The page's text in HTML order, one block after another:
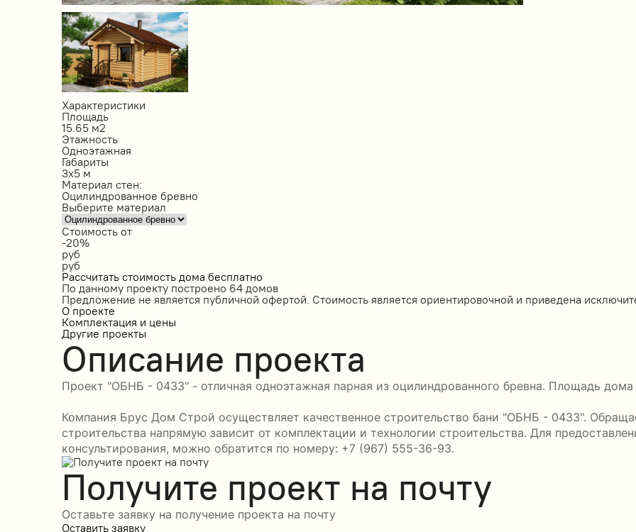
Характеристики
Площадь
15.65 м2
Этажность
Одноэтажная
Габариты
3х5 м
Материал стен:
Оцилиндрованное бревно
Выберите материал
Стоимость от
-20%
руб
руб
Рассчитать стоимость дома бесплатно
По данному проекту построено 64 домов
Предложение не является публичной офертой. Стоимость является ориентировочной и приведена
О проекте
Комплектация и цены
Другие проекты
Описание проекта
Проект "ОБНБ - 0433" - отличная одноэтажная парная из оцилиндрованного бревна. Площадь
Компания Брус Дом Строй осуществляет качественное строительство бани "ОБНБ - 0433".
строительства напрямую зависит от комплектации и технологии строительства. Для
консультирования, можно обратится по номеру: +7 (967) 555-36-93.
Получите проект на почту
Оставьте заявку на получение проекта на почту
Оставить заявку